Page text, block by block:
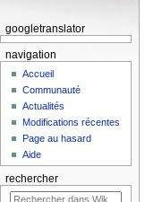
googletranslator
navigation
Accueil
Communauté
Actualités
Modifications récentes
Page au hasard
Aide
rechercher